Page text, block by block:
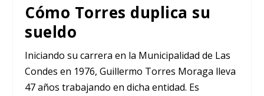
Cómo Torres duplica su
sueldo
Iniciando su carrera en la Municipalidad de Las
Condes en 1976, Guillermo Torres Moraga lleva
47 años trabajando en dicha entidad. Es